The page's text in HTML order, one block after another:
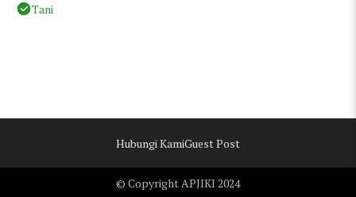
Tani
Hubungi KamiGuest Post
© Copyright APJIKI 2024